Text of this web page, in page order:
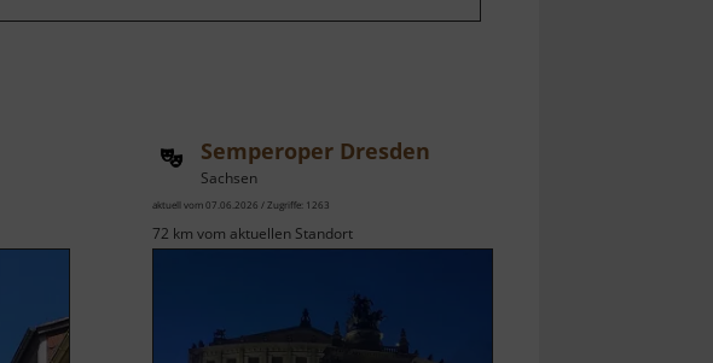
Semperoper Dresden
Sachsen
aktuell vom 07.06.2026 / Zugriffe: 1263
72 km vom aktuellen Standort